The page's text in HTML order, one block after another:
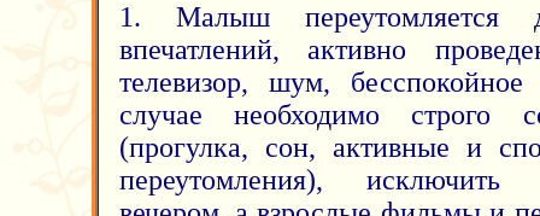
1. Малыш переутомляется
впечатлений, активно
телевизор, шум,
случае необходимо строго
(прогулка, сон, активные и
переутомления), исключить